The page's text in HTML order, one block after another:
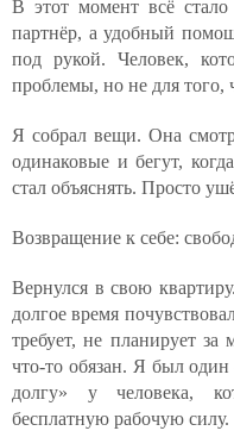
В этот момент всё
партнёр, а удобный
под рукой. Человек,
проблемы, но не для
Я собрал вещи. Она
одинаковые и бегут,
стал объяснять. Просто
Возвращение к себе:
Вернулся в свою
долгое время
требует, не планирует
что-то обязан. Я был
долгу» у человека,
бесплатную рабочую силу.